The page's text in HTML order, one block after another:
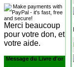
Merci beaucoup
pour votre don, et
votre aide.
Message du Livre d'or